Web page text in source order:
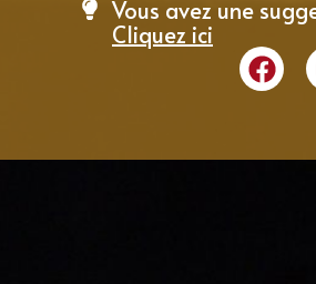
Vous avez une
Cliquez ici